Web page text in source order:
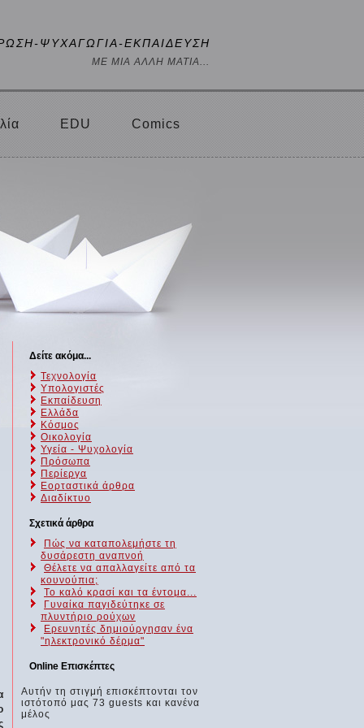
ΨΥΧΑΓΩΓΙΑ-ΕΚΠΑΙΔΕΥΣΗ
ΜΕ ΜΙΑ ΑΛΛΗ ΜΑΤΙΑ...
EDU Comics
Δείτε ακόμα...
Τεχνολογία
Υπολογιστές
Εκπαίδευση
Ελλάδα
Κόσμος
Οικολογία
Υγεία - Ψυχολογία
Πρόσωπα
Περίεργα
Εορταστικά άρθρα
Διαδίκτυο
Σχετικά άρθρα
Πώς να καταπολεμήστε τη
δυσάρεστη αναπνοή
Θέλετε να απαλλαγείτε από τα
κουνούπια;
Το καλό κρασί και τα έντομα...
Γυναίκα παγιδεύτηκε σε
πλυντήριο ρούχων
Ερευνητές δημιούργησαν ένα
"ηλεκτρονικό δέρμα"
Online Επισκέπτες
Αυτήν τη στιγμή επισκέπτονται τον
ιστότοπό μας 73 guests και κανένα
μέλος